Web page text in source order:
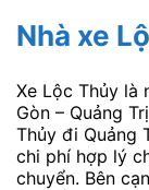
Nhà xe
Xe Lộc Thủy là
Gòn – Quảng
Thủy đi Quảng
chi phí hợp lý
chuyển. Bên